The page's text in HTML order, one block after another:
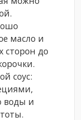
масло и
сторон до
соус:
воды и